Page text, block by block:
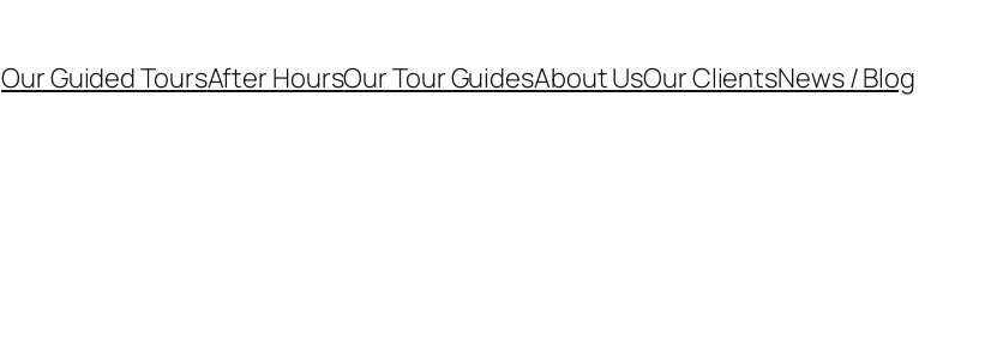
Our Guided ToursAfter HoursOur Tour GuidesAbout UsOur ClientsNews / Blog